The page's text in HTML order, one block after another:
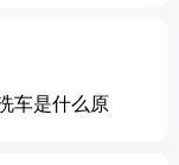
车是什么原